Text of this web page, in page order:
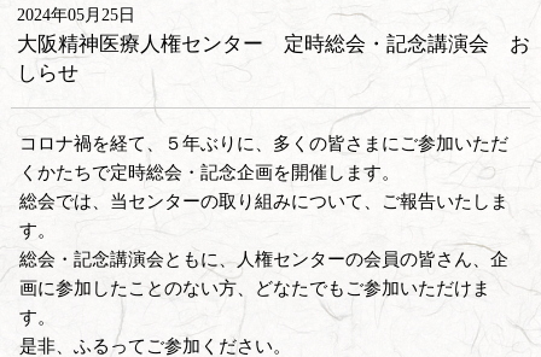
2024年05月25日
大阪精神医療人権センター 定時総会・記念講演会 お
しらせ
コロナ禍を経て、５年ぶりに、多くの皆さまにご参加いただ
くかたちで定時総会・記念企画を開催します。
総会では、当センターの取り組みについて、ご報告いたしま
す。
総会・記念講演会ともに、人権センターの会員の皆さん、企
画に参加したことのない方、どなたでもご参加いただけま
す。
是非、ふるってご参加ください。